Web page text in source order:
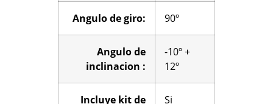
Angulo de giro: 90º
Angulo de
inclinacion :
-10º +
12º
Incluye kit de
Si